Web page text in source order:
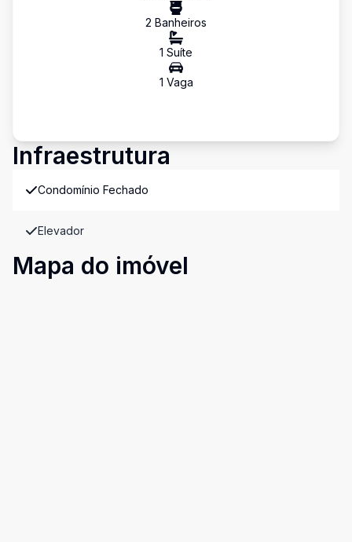
2 Banheiros
1 Suíte
1 Vaga
Infraestrutura
Condomínio Fechado
Elevador
Mapa do imóvel